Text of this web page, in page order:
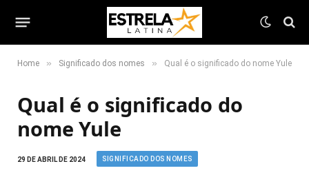
Home » Significado dos nomes » Qual é o significado do nome Yule
Qual é o significado do
nome Yule
29 DE ABRIL DE 2024 SIGNIFICADO DOS NOMES